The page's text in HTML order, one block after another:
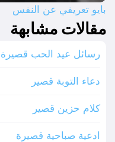
بايو تعريفي عن النفس
مقالات مشابهة
رسائل عيد الحب قصيرة
دعاء التوبة قصير
كلام حزين قصير
ادعية صباحية قصيرة